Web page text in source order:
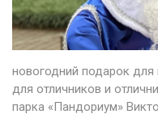
новогодний подарок
для отличников и
парка «Пандориум»